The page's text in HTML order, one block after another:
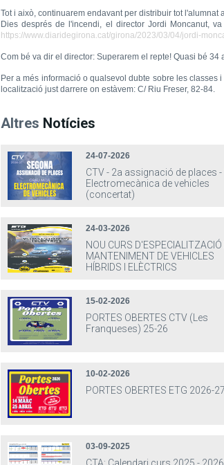
Tot i això, continuarem endavant per distribuir tot
Dies després de l'incendi, el director Jordi Moncanut,
https://www.diaridegirona.cat/girona/2023/03/04/jordi-
Com bé va dir el director: Superarem el repte! Quasi bé
Per a més informació o qualsevol dubte sobre les
localització just darrere on estàvem: C/ Riu Freser, 82-84.
Altres Notícies
24-07-2026
CTV - 2a assignació de places -
Electromecànica de vehicles
(concertat)
24-03-2026
NOU CURS D'ESPECIALITZACIÓ
MANTENIMENT DE VEHICLES
HÍBRIDS I ELÈCTRICS
15-02-2026
PORTES OBERTES CTV (Les
Franqueses) 25-26
10-02-2026
PORTES OBERTES ETG 2026-27
03-09-2025